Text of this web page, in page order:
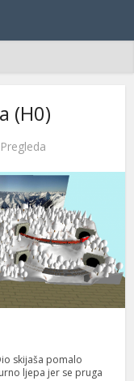
(H0)
skijaša pomalo
ljepa jer se pruga